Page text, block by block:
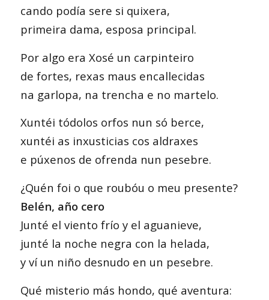
cando podía sere si quixera,
primeira dama, esposa principal.
Por algo era Xosé un carpinteiro
de fortes, rexas maus encallecidas
na garlopa, na trencha e no martelo.
Xuntéi tódolos orfos nun só berce,
xuntéi as inxusticias cos aldraxes
e púxenos de ofrenda nun pesebre.
¿Quén foi o que roubóu o meu presente?
Belén, año cero
Junté el viento frío y el aguanieve,
junté la noche negra con la helada,
y ví un niño desnudo en un pesebre.
Qué misterio más hondo, qué aventura: